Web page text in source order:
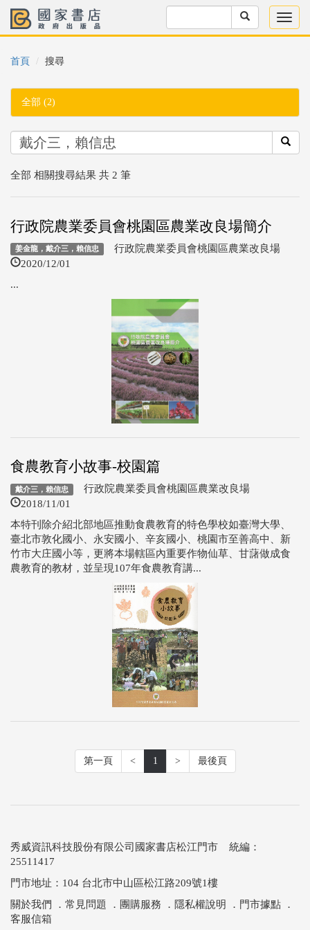
首頁 搜尋
全部 (2)
全部 相關搜尋結果 共 2 筆
行政院農業委員會桃園區農業改良場簡介
姜金龍，戴介三，賴信忠 行政院農業委員會桃園區農業改良場
2020/12/01
...
食農教育小故事-校園篇
戴介三，賴信忠 行政院農業委員會桃園區農業改良場
2018/11/01
本特刊除介紹北部地區推動食農教育的特色學校如臺灣大學、
臺北市敦化國小、永安國小、辛亥國小、桃園市至善高中、新
竹市大庄國小等，更將本場轄區內重要作物仙草、甘藷做成食
農教育的教材，並呈現107年食農教育講...
第一頁 < 1 > 最後頁
秀威資訊科技股份有限公司國家書店松江門市 統編：
25511417
門市地址：104 台北市中山區松江路209號1樓
關於我們
． 常見問題 ． 團購服務 ． 隱私權說明 ． 門市據點 ．
客服信箱